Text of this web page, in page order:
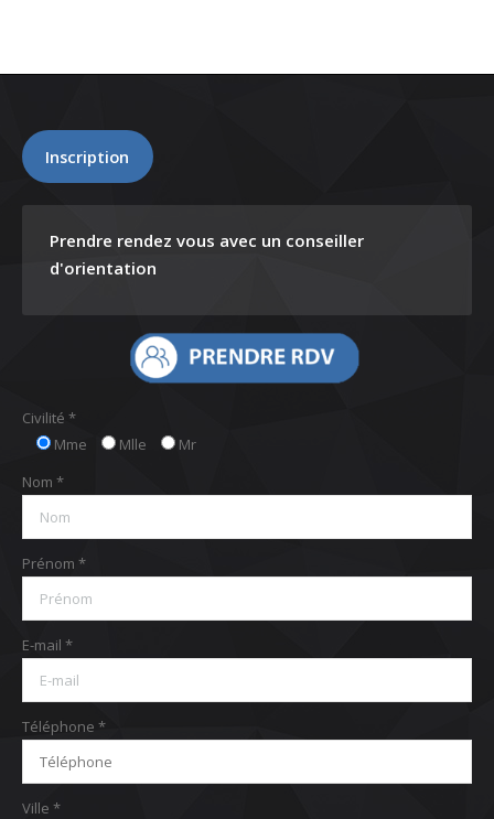
Inscription
Prendre rendez vous avec un conseiller
d'orientation
Civilité *
Mme
Mlle
Mr
Nom *
Prénom *
E-mail *
Téléphone *
Ville *